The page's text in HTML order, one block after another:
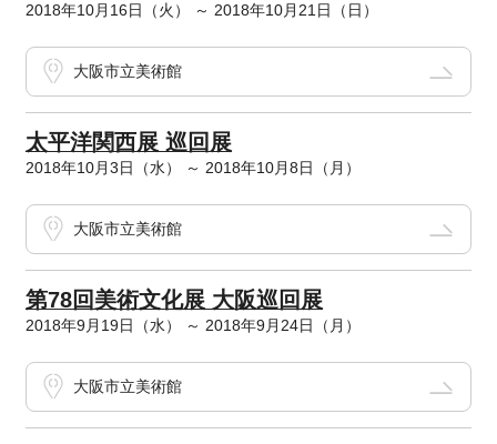
2018年10月16日（火） ～ 2018年10月21日（日）
大阪市立美術館
太平洋関西展 巡回展
2018年10月3日（水） ～ 2018年10月8日（月）
大阪市立美術館
第78回美術文化展 大阪巡回展
2018年9月19日（水） ～ 2018年9月24日（月）
大阪市立美術館